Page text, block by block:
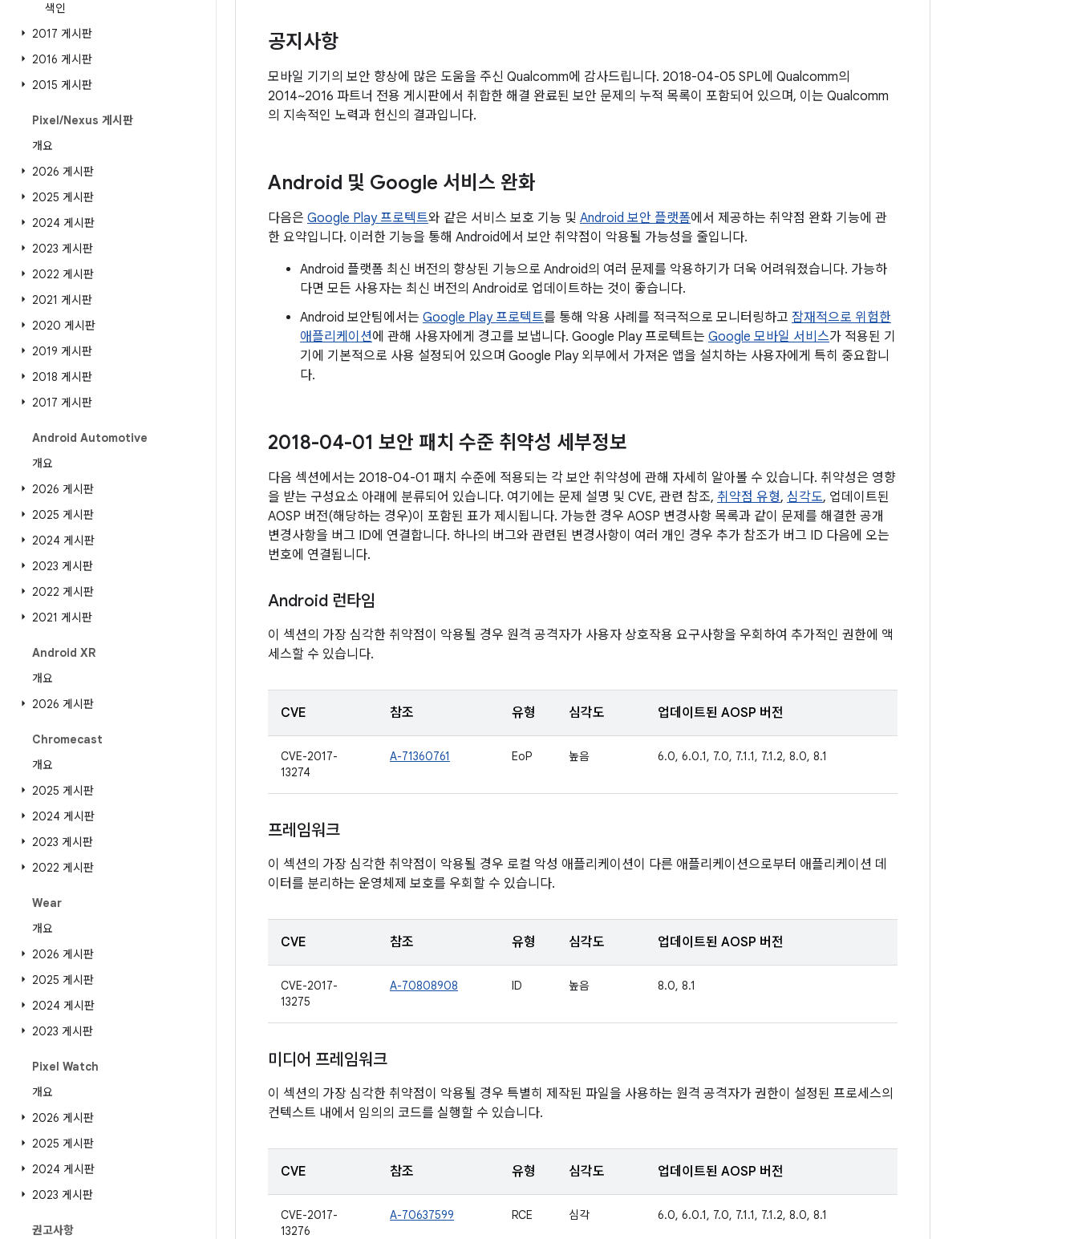
색인
2017 게시판
2016 게시판
2015 게시판
Pixel/Nexus 게시판
개요
2026 게시판
2025 게시판
2024 게시판
2023 게시판
2022 게시판
2021 게시판
2020 게시판
2019 게시판
2018 게시판
2017 게시판
Android Automotive
개요
2026 게시판
2025 게시판
2024 게시판
2023 게시판
2022 게시판
2021 게시판
Android XR
개요
2026 게시판
Chromecast
개요
2025 게시판
2024 게시판
2023 게시판
2022 게시판
Wear
개요
2026 게시판
2025 게시판
2024 게시판
2023 게시판
Pixel Watch
개요
2026 게시판
2025 게시판
2024 게시판
2023 게시판
권고사항
공지사항
모바일 기기의 보안 향상에 많은 도움을 주신 Qualcomm에 감사드립니다. 2018-04-05 SPL에 Qualcomm의
2014~2016 파트너 전용 게시판에서 취합한 해결 완료된 보안 문제의 누적 목록이 포함되어 있으며, 이는 Qualcomm
의 지속적인 노력과 헌신의 결과입니다.
Android 및 Google 서비스 완화
다음은 Google Play 프로텍트와 같은 서비스 보호 기능 및 Android 보안 플랫폼에서 제공하는 취약점 완화 기능에 관
한 요약입니다. 이러한 기능을 통해 Android에서 보안 취약점이 악용될 가능성을 줄입니다.
Android 플랫폼 최신 버전의 향상된 기능으로 Android의 여러 문제를 악용하기가 더욱 어려워졌습니다. 가능하
다면 모든 사용자는 최신 버전의 Android로 업데이트하는 것이 좋습니다.
Android 보안팀에서는 Google Play 프로텍트를 통해 악용 사례를 적극적으로 모니터링하고 잠재적으로 위험한
애플리케이션에 관해 사용자에게 경고를 보냅니다. Google Play 프로텍트는 Google 모바일 서비스가 적용된 기
기에 기본적으로 사용 설정되어 있으며 Google Play 외부에서 가져온 앱을 설치하는 사용자에게 특히 중요합니
다.
2018-04-01 보안 패치 수준 취약성 세부정보
다음 섹션에서는 2018-04-01 패치 수준에 적용되는 각 보안 취약성에 관해 자세히 알아볼 수 있습니다. 취약성은 영향
을 받는 구성요소 아래에 분류되어 있습니다. 여기에는 문제 설명 및 CVE, 관련 참조, 취약점 유형, 심각도, 업데이트된
AOSP 버전(해당하는 경우)이 포함된 표가 제시됩니다. 가능한 경우 AOSP 변경사항 목록과 같이 문제를 해결한 공개
변경사항을 버그 ID에 연결합니다. 하나의 버그와 관련된 변경사항이 여러 개인 경우 추가 참조가 버그 ID 다음에 오는
번호에 연결됩니다.
Android 런타임
이 섹션의 가장 심각한 취약점이 악용될 경우 원격 공격자가 사용자 상호작용 요구사항을 우회하여 추가적인 권한에 액
세스할 수 있습니다.
CVE 참조 유형 심각도 업데이트된 AOSP 버전
CVE-2017-
13274
A-71360761 EoP 높음 6.0, 6.0.1, 7.0, 7.1.1, 7.1.2, 8.0, 8.1
프레임워크
이 섹션의 가장 심각한 취약점이 악용될 경우 로컬 악성 애플리케이션이 다른 애플리케이션으로부터 애플리케이션 데
이터를 분리하는 운영체제 보호를 우회할 수 있습니다.
CVE 참조 유형 심각도 업데이트된 AOSP 버전
CVE-2017-
13275
A-70808908 ID 높음 8.0, 8.1
미디어 프레임워크
이 섹션의 가장 심각한 취약점이 악용될 경우 특별히 제작된 파일을 사용하는 원격 공격자가 권한이 설정된 프로세스의
컨텍스트 내에서 임의의 코드를 실행할 수 있습니다.
CVE 참조 유형 심각도 업데이트된 AOSP 버전
CVE-2017-
13276
A-70637599 RCE 심각 6.0, 6.0.1, 7.0, 7.1.1, 7.1.2, 8.0, 8.1